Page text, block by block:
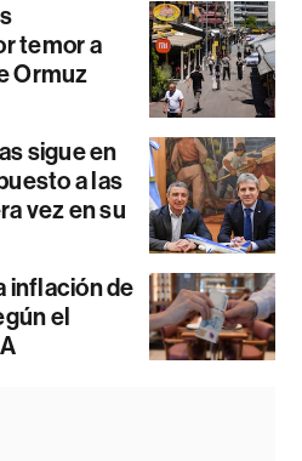
temor a
Ormuz
sigue en
a las
vez en su
inflación de
el